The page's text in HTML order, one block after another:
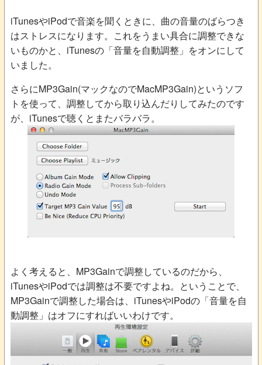
iTunesやiPodで音楽を聞くときに、曲の音量のばらつき
はストレスになります。これをうまい具合に調整できな
いものかと、iTunesの「音量を自動調整」をオンにして
いました。
さらにMP3Gain(マックなのでMacMP3Gain)というソフ
トを使って、調整してから取り込んだりしてみたのです
が、iTunesで聴くとまたバラバラ。
よく考えると、MP3Gainで調整しているのだから、
iTunesやiPodでは調整は不要ですよね。ということで、
MP3Gainで調整した場合は、iTunesやiPodの「音量を自
動調整」はオフにすればいいわけです。